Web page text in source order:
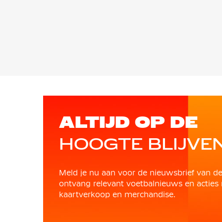
ALTIJD OP DE
HOOGTE
Meld je nu aan voor de nieuwsbrief van
ontvang relevant voetbalnieuws en acties
kaartverkoop en merchandise.